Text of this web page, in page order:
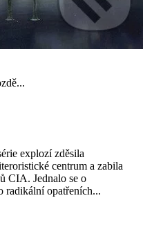
explozí zděsila
centrum a zabila
CIA. Jednalo se o
radikální opatřeních...